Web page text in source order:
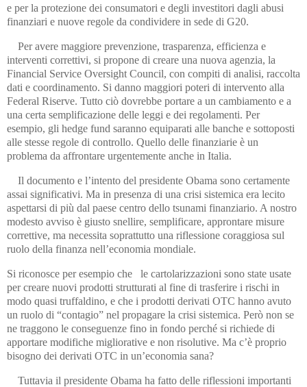
e per la protezione dei consumatori e degli investitori dagli abusi
finanziari e nuove regole da condividere in sede di G20.
Per avere maggiore prevenzione, trasparenza, efficienza e
interventi correttivi, si propone di creare una nuova agenzia, la
Financial Service Oversight Council, con compiti di analisi, raccolta
dati e coordinamento. Si danno maggiori poteri di intervento alla
Federal Riserve. Tutto ciò dovrebbe portare a un cambiamento e a
una certa semplificazione delle leggi e dei regolamenti. Per
esempio, gli hedge fund saranno equiparati alle banche e sottoposti
alle stesse regole di controllo. Quello delle finanziarie è un
problema da affrontare urgentemente anche in Italia.
Il documento e l’intento del presidente Obama sono certamente
assai significativi. Ma in presenza di una crisi sistemica era lecito
aspettarsi di più dal paese centro dello tsunami finanziario. A nostro
modesto avviso è giusto snellire, semplificare, approntare misure
correttive, ma necessita soprattutto una riflessione coraggiosa sul
ruolo della finanza nell’economia mondiale.
Si riconosce per esempio che le cartolarizzazioni sono state usate
per creare nuovi prodotti strutturati al fine di trasferire i rischi in
modo quasi truffaldino, e che i prodotti derivati OTC hanno avuto
un ruolo di “contagio” nel propagare la crisi sistemica. Però non se
ne traggono le conseguenze fino in fondo perché si richiede di
apportare modifiche migliorative e non risolutive. Ma c’è proprio
bisogno dei derivati OTC in un’economia sana?
Tuttavia il presidente Obama ha fatto delle riflessioni importanti